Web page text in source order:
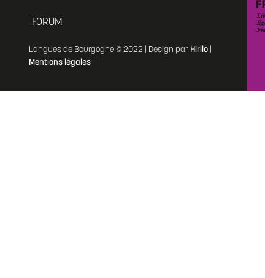
FORUM
Langues de Bourgogne © 2022 | Design par Hirilo
Mentions légales